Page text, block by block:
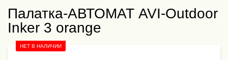
Палатка-АВТОМАТ AVI-Outdoor
Inker 3 orange
НЕТ В НАЛИЧИИ